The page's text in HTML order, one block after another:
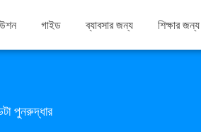
গাইড ব্যাবসার জন্য শিক্ষার জন্য
পুনরুদ্ধার